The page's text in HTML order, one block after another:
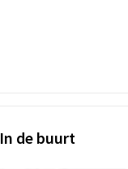
In de buurt